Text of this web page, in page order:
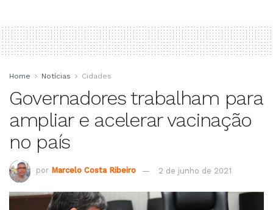
Home Notícias Cidades
Governadores trabalham para
ampliar e acelerar vacinação
no país
por Marcelo Costa Ribeiro 2 de junho de 2021